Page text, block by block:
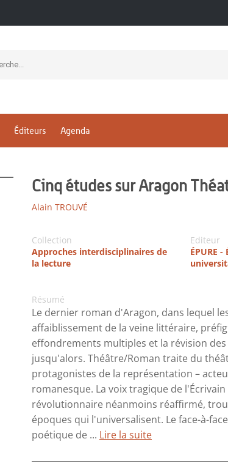
Éditeurs Agenda
Cinq études sur Aragon
Alain TROUVÉ
Collection
Approches interdisciplinaires de
la lecture
Editeur
ÉPURE
Résumé
Le dernier roman d'Aragon, dans lequel
affaiblissement de la veine littéraire,
effondrements multiples et la révision
jusqu'alors. Théâtre/Roman traite du
protagonistes de la représentation –
romanesque. La voix tragique de
révolutionnaire néanmoins réaffirmé,
époques qui l'universalisent. Le face-à-
poétique de ... Lire la suite